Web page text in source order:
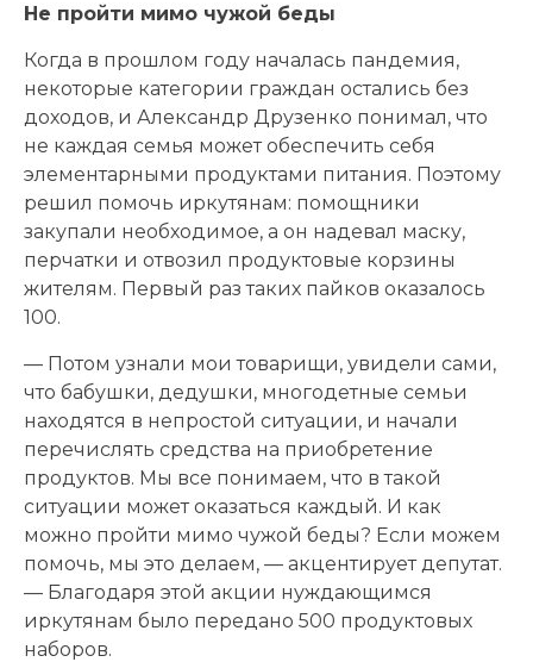
Не пройти мимо чужой беды
Когда в прошлом году началась пандемия,
некоторые категории граждан остались без
доходов, и Александр Друзенко понимал, что
не каждая семья может обеспечить себя
элементарными продуктами питания. Поэтому
решил помочь иркутянам: помощники
закупали необходимое, а он надевал маску,
перчатки и отвозил продуктовые корзины
жителям. Первый раз таких пайков оказалось
100.
— Потом узнали мои товарищи, увидели сами,
что бабушки, дедушки, многодетные семьи
находятся в непростой ситуации, и начали
перечислять средства на приобретение
продуктов. Мы все понимаем, что в такой
ситуации может оказаться каждый. И как
можно пройти мимо чужой беды? Если можем
помочь, мы это делаем, — акцентирует депутат.
— Благодаря этой акции нуждающимся
иркутянам было передано 500 продуктовых
наборов.